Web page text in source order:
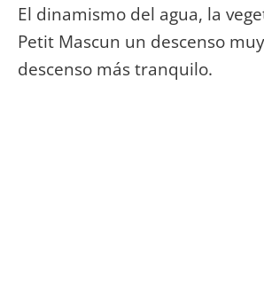
El dinamismo del agua, la
Petit Mascun un descenso
descenso más tranquilo.